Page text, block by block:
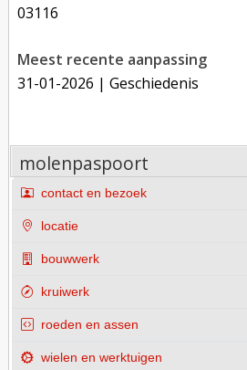
03116
Meest recente aanpassing
31-01-2026 | Geschiedenis
molenpaspoort
contact en bezoek
locatie
bouwwerk
kruiwerk
roeden en assen
wielen en werktuigen